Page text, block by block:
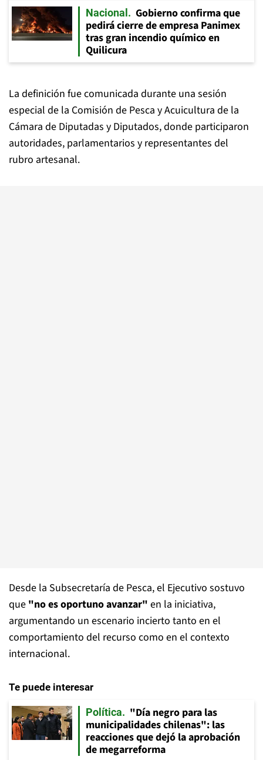
Nacional
Gobierno confirma que
pedirá cierre de empresa Panimex
tras gran incendio químico en
Quilicura
La definición fue comunicada durante una sesión
especial de la Comisión de Pesca y Acuicultura de la
Cámara de Diputadas y Diputados, donde participaron
autoridades, parlamentarios y representantes del
rubro artesanal.
Desde la Subsecretaría de Pesca, el Ejecutivo sostuvo
que "no es oportuno avanzar" en la iniciativa,
argumentando un escenario incierto tanto en el
comportamiento del recurso como en el contexto
internacional.
Te puede interesar
Política
"Día negro para las
municipalidades chilenas": las
reacciones que dejó la aprobación
de megarreforma